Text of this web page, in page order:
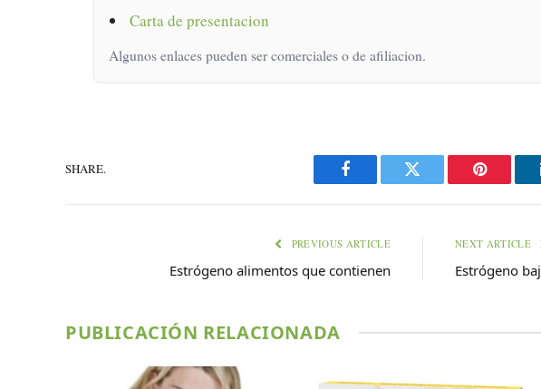
Carta de presentacion
Algunos enlaces pueden ser comerciales o de afiliacion.
SHARE.
Facebook Twitter Pinterest
PREVIOUS ARTICLE
Estrógeno alimentos que contienen
NEXT ARTICLE
Estrógeno
PUBLICACIÓN RELACIONADA